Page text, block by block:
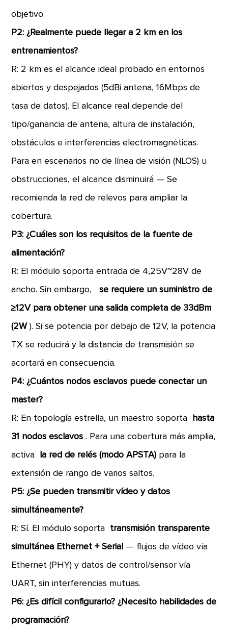
objetivo.
P2: ¿Realmente puede llegar a 2 km en los
entrenamientos?
R: 2 km es el alcance ideal probado en entornos
abiertos y despejados (5dBi antena, 16Mbps de
tasa de datos). El alcance real depende del
tipo/ganancia de antena, altura de instalación,
obstáculos e interferencias electromagnéticas.
Para en escenarios no de línea de visión (NLOS) u
obstrucciones, el alcance disminuirá — Se
recomienda la red de relevos para ampliar la
cobertura.
P3: ¿Cuáles son los requisitos de la fuente de
alimentación?
R: El módulo soporta entrada de 4,25V~28V de
ancho. Sin embargo,
se requiere un suministro de
≥12V para obtener una salida completa de 33dBm
(2W). Si se potencia por debajo de 12V, la potencia
TX se reducirá y la distancia de transmisión se
acortará en consecuencia.
P4: ¿Cuántos nodos esclavos puede conectar un
master?
R: En topología estrella, un maestro soporta
hasta
31 nodos esclavos. Para una cobertura más amplia,
activa
la red de relés (modo APSTA) para la
extensión de rango de varios saltos.
P5: ¿Se pueden transmitir vídeo y datos
simultáneamente?
R: Sí. El módulo soporta transmisión transparente
simultánea Ethernet + Serial — flujos de vídeo vía
Ethernet (PHY) y datos de control/sensor vía
UART, sin interferencias mutuas.
P6: ¿Es difícil configurarlo? ¿Necesito habilidades de
programación?